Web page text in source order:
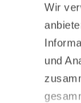
Wir
und